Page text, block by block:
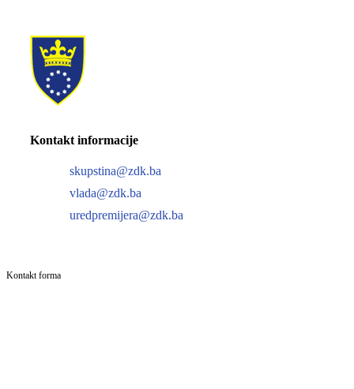
Kontakt informacije
skupstina@zdk.ba
vlada@zdk.ba
uredpremijera@zdk.ba
Kontakt forma